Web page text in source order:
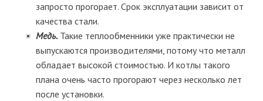
запросто прогорает. Срок эксплуатации зависит от
качества стали.
Медь.Такие теплообменники уже практически не
выпускаются производителями, потому что металл
обладает высокой стоимостью. И котлы такого
плана очень часто прогорают через несколько лет
после установки.